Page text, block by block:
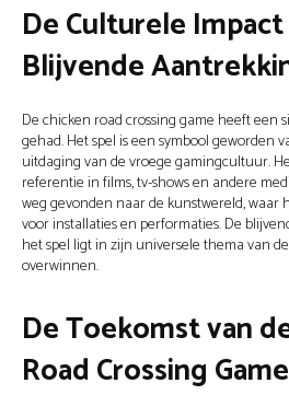
De Culturele
Blijvende
De chicken road crossing game heeft
gehad. Het spel is een symbool geworden
uitdaging van de vroege gamingcultuur.
referentie in films, tv-shows en andere
weg gevonden naar de kunstwereld, waar
voor installaties en performaties. De
het spel ligt in zijn universele thema van
overwinnen.
De Toekomst van
Road Crossing